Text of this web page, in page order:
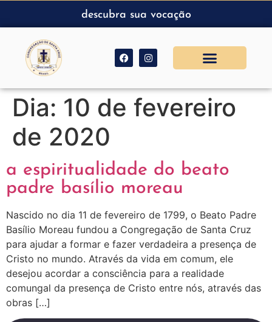
descubra sua vocação
Dia: 10 de fevereiro
de 2020
a espiritualidade do beato
padre basílio moreau
Nascido no dia 11 de fevereiro de 1799, o Beato Padre
Basílio Moreau fundou a Congregação de Santa Cruz
para ajudar a formar e fazer verdadeira a presença de
Cristo no mundo. Através da vida em comum, ele
desejou acordar a consciência para a realidade
comungal da presença de Cristo entre nós, através das
obras […]